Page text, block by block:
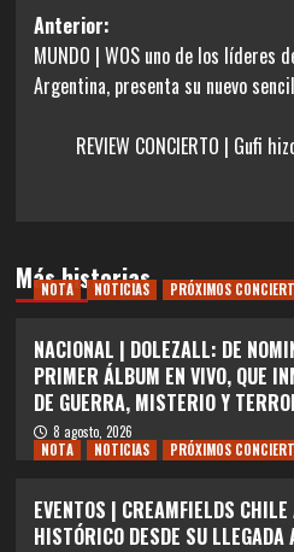
Navegación
de
entradas
Anterior:
MUNDO | WOS uno de los líderes
Argentina, presenta su nuevo
REVIEW CONCIERTO | Gufi
Más historias
NOTA NOTICIAS PRÓXIMOS
NACIONAL | DOLEZALL: DE
PRIMER ÁLBUM EN VIVO, QUE
DE GUERRA, MISTERIO Y
8 agosto, 2026
NOTA
NOTICIAS PRÓXIMOS
EVENTOS | CREAMFIELDS
HISTÓRICO DESDE SU